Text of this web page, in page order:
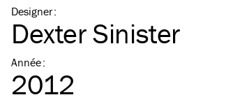
Designer:
Dexter Sinister
Année:
2012